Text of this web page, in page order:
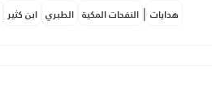
ابن كثير الطبري النفحات المكية | هدايات